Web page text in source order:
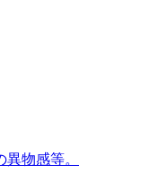
物感等。